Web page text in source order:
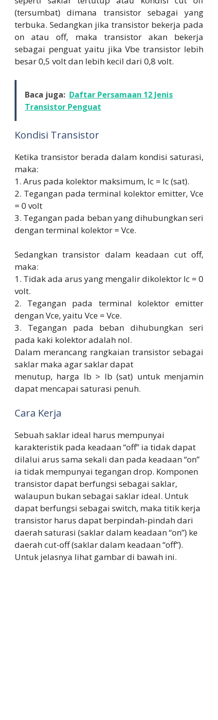
(tersumbat) dimana transistor sebagai yang
terbuka. Sedangkan jika transistor bekerja pada
on atau off, maka transistor akan bekerja
sebagai penguat yaitu jika Vbe transistor lebih
besar 0,5 volt dan lebih kecil dari 0,8 volt.
Baca juga: Daftar Persamaan 12 Jenis
Transistor Penguat
Kondisi Transistor
Ketika transistor berada dalam kondisi saturasi,
maka:
1. Arus pada kolektor maksimum, Ic = Ic (sat).
2. Tegangan pada terminal kolektor emitter, Vce
= 0 volt
3. Tegangan pada beban yang dihubungkan seri
dengan terminal kolektor = Vce.
Sedangkan transistor dalam keadaan cut off,
maka:
1. Tidak ada arus yang mengalir dikolektor Ic = 0
volt.
2. Tegangan pada terminal kolektor emitter
dengan Vce, yaitu Vce = Vce.
3. Tegangan pada beban dihubungkan seri
pada kaki kolektor adalah nol.
Dalam merancang rangkaian transistor sebagai
saklar maka agar saklar dapat
menutup, harga lb > lb (sat) untuk menjamin
dapat mencapai saturasi penuh.
Cara Kerja
Sebuah saklar ideal harus mempunyai
karakteristik pada keadaan “off” ia tidak dapat
dilalui arus sama sekali dan pada keadaan “on”
ia tidak mempunyai tegangan drop. Komponen
transistor dapat berfungsi sebagai saklar,
walaupun bukan sebagai saklar ideal. Untuk
dapat berfungsi sebagai switch, maka titik kerja
transistor harus dapat berpindah-pindah dari
daerah saturasi (saklar dalam keadaan “on”) ke
daerah cut-off (saklar dalam keadaan “off”).
Untuk jelasnya lihat gambar di bawah ini.